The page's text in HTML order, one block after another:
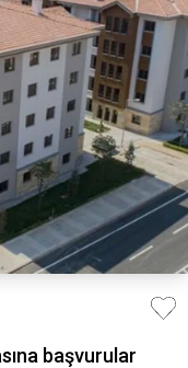
başvurular